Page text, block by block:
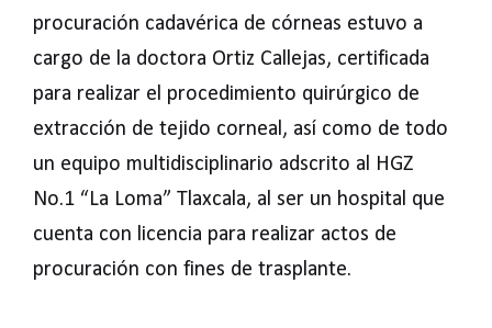
procuración cadavérica de córneas estuvo a
cargo de la doctora Ortiz Callejas, certificada
para realizar el procedimiento quirúrgico de
extracción de tejido corneal, así como de todo
un equipo multidisciplinario adscrito al HGZ
No.1 “La Loma” Tlaxcala, al ser un hospital que
cuenta con licencia para realizar actos de
procuración con fines de trasplante.